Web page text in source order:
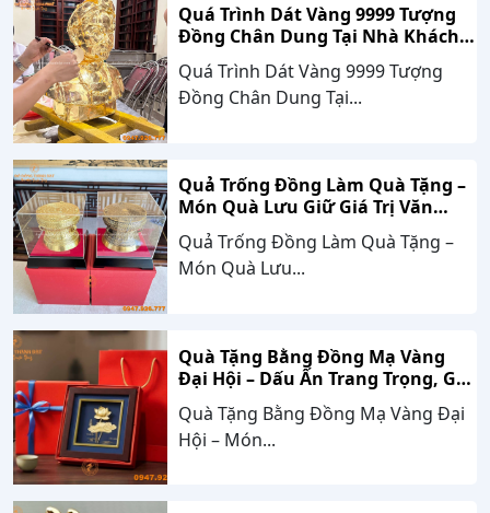
Quá Trình Dát Vàng 9999 Tượng
Đồng Chân Dung Tại Nhà Khách
Hàng Nghệ An
Quá Trình Dát Vàng 9999 Tượng
Đồng Chân Dung Tại...
Quả Trống Đồng Làm Quà Tặng –
Món Quà Lưu Giữ Giá Trị Văn
Hóa, Gắn Kết Thành Công
Quả Trống Đồng Làm Quà Tặng –
Món Quà Lưu...
Quà Tặng Bằng Đồng Mạ Vàng
Đại Hội – Dấu Ấn Trang Trọng, Giá
Trị Bền Vững Theo Thời Gian
Quà Tặng Bằng Đồng Mạ Vàng Đại
Hội – Món...